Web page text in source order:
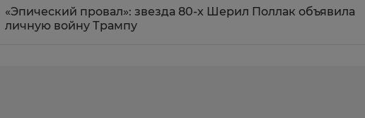
«Эпический провал»: звезда 80-х Шерил Поллак объявила
личную войну Трампу